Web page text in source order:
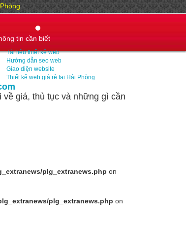
tin cần biết
Tài liệu thiết kế web
Hướng dẫn seo web
Giao diện website
Thiết kế web giá rẻ tại Hải Phòng
giá, thủ tục và những gì cần
plg_extranews.php on
plg_extranews.php on